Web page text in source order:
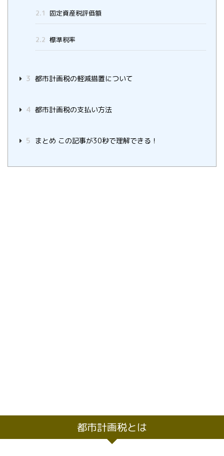
2.1 固定資産税評価額
2.2 標準税率
3 都市計画税の軽減措置について
4 都市計画税の支払い方法
5 まとめ この記事が30秒で理解できる！
都市計画税とは